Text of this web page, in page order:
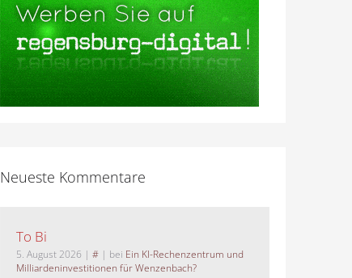
Neueste Kommentare
To Bi
5. August 2026 | #| bei Ein KI-Rechenzentrum und
Milliardeninvestitionen für Wenzenbach?